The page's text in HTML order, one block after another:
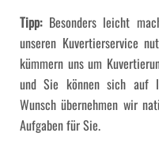
Tipp:Besonders leicht
unseren Kuvertierservice
kümmern uns um
und Sie können sich auf
Wunsch übernehmen wir
Aufgaben für Sie.